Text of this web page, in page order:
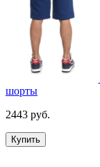
шорты
2443 руб.
Купить